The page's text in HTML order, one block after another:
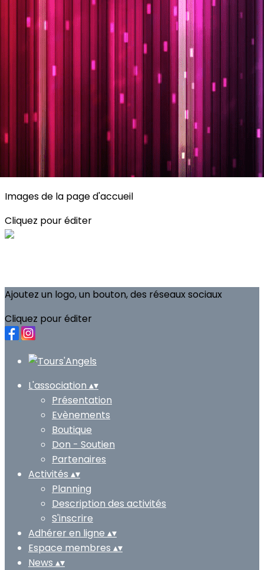
Exporter les lignes sélectionnées
Exporter toutes les colonnes
Exporter uniquement les colonnes affichées
Menu
Planning
Description des activités
S'inscrire
Images de la page d'accueil
Cliquez pour éditer
Ajoutez un logo, un bouton, des réseaux sociaux
Cliquez pour éditer
L'association ▴▾
Présentation
Evènements
Boutique
Don - Soutien
Partenaires
Activités ▴▾
Planning
Description des activités
S'inscrire
Adhérer en ligne ▴▾
Espace membres ▴▾
News ▴▾